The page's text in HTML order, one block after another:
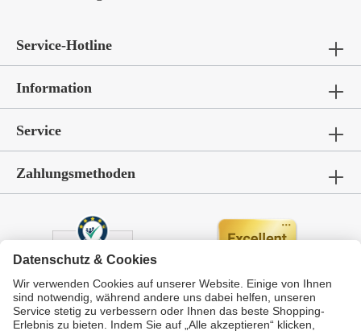
Service-Hotline
Information
Service
Zahlungsmethoden